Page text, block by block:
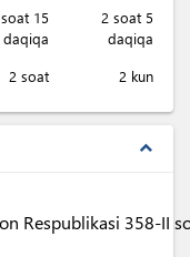
15
daqiqa
2 soat 5
daqiqa
2 soat 2 kun
expand_less
Respublikasi 358-II